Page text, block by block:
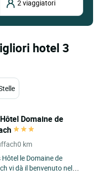
hotel 3
Domaine de
0 km
Hôtel le Domaine de
vi dà il benvenuto nel